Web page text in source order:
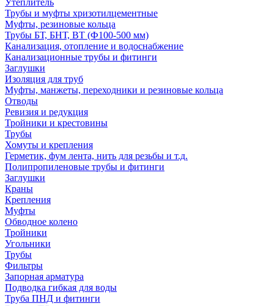
Утеплитель
Трубы и муфты хризотилцементные
Муфты, резиновые кольца
Трубы БТ, БНТ, ВТ (Ф100-500 мм)
Канализация, отопление и водоснабжение
Канализационные трубы и фитинги
Заглушки
Изоляция для труб
Муфты, манжеты, переходники и резиновые кольца
Отводы
Ревизия и редукция
Тройники и крестовины
Трубы
Хомуты и крепления
Герметик, фум лента, нить для резьбы и т.д.
Полипропиленовые трубы и фитинги
Заглушки
Краны
Крепления
Муфты
Обводное колено
Тройники
Угольники
Трубы
Фильтры
Запорная арматура
Подводка гибкая для воды
Труба ПНД и фитинги